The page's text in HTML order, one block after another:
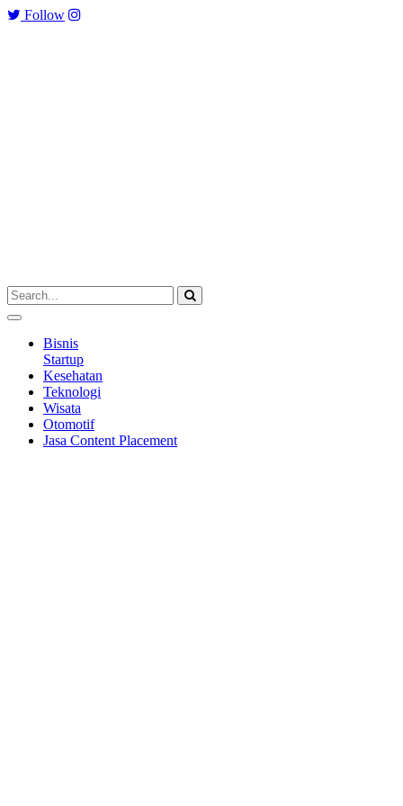
Follow
Bisnis
Startup
Kesehatan
Teknologi
Wisata
Otomotif
Jasa Content Placement